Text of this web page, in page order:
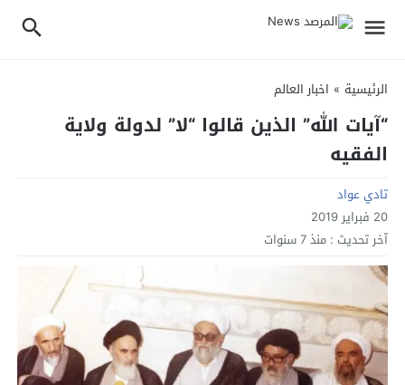
الرئيسية » اخبار العالم
“آيات الله” الذين قالوا “لا” لدولة ولاية
الفقيه
تادي عواد
20 فبراير 2019
آخر تحديث : منذ 7 سنوات